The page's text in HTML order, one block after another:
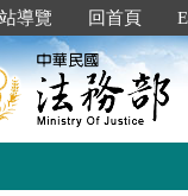
導覽 回首頁